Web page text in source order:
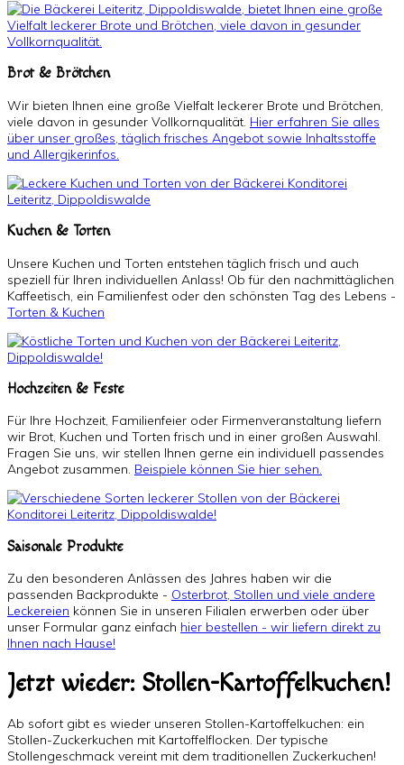
Brot & Brötchen
Wir bieten Ihnen eine große Vielfalt leckerer Brote und Brötchen,
viele davon in gesunder Vollkornqualität. Hier erfahren Sie alles
über unser großes, täglich frisches Angebot sowie Inhaltsstoffe
und Allergikerinfos.
Kuchen & Torten
Unsere Kuchen und Torten entstehen täglich frisch und auch
speziell für Ihren individuellen Anlass! Ob für den nachmittäglichen
Kaffeetisch, ein Familienfest oder den schönsten Tag des Lebens -
Torten & Kuchen
Hochzeiten & Feste
Für Ihre Hochzeit, Familienfeier oder Firmenveranstaltung liefern
wir Brot, Kuchen und Torten frisch und in einer großen Auswahl.
Fragen Sie uns, wir stellen Ihnen gerne ein individuell passendes
Angebot zusammen. Beispiele können Sie hier sehen.
Saisonale Produkte
Zu den besonderen Anlässen des Jahres haben wir die
passenden Backprodukte - Osterbrot, Stollen und viele andere
Leckereien können Sie in unseren Filialen erwerben oder über
unser Formular ganz einfach hier bestellen - wir liefern direkt zu
Ihnen nach Hause!
Jetzt wieder: Stollen-Kartoffelkuchen!
Ab sofort gibt es wieder unseren Stollen-Kartoffelkuchen: ein
Stollen-Zuckerkuchen mit Kartoffelflocken. Der typische
Stollengeschmack vereint mit dem traditionellen Zuckerkuchen!